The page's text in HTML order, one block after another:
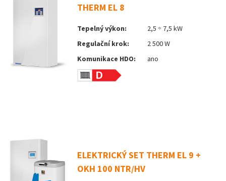
THERM EL 8
Tepelný výkon:
2,5 ÷ 7,5 kW
Regulační krok:
2 500 W
Komunikace HDO:
ano
ELEKTRICKÝ SET THERM EL 9 +
OKH 100 NTR/HV